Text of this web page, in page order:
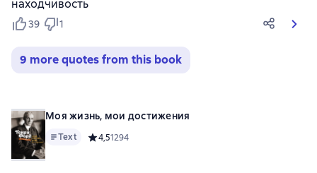
находчивость
39 1
9 more quotes from this book
Моя жизнь, мои достижения
Text Средний рейтинг 4,5 на основе 1294 оценок
4,51294